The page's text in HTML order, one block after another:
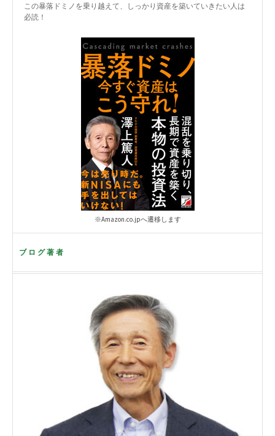
この暴落ドミノを乗り越えて、しっかり資産を築いていきたい人は
必読！
※Amazon.co.jpへ遷移します
ブログ著者